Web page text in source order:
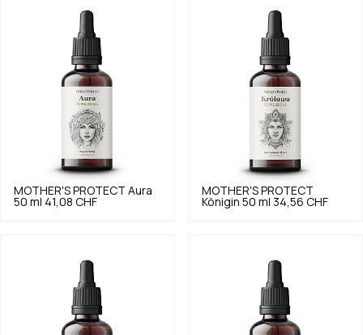
MOTHER'S PROTECT Aura
50 ml 41,08 CHF
MOTHER'S PROTECT
Königin 50 ml 34,56 CHF